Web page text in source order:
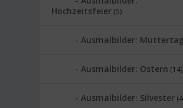
Hochzeitsfeier (5)
Ausmalbilder:
Ausmalbilder: Ostern (14)
Ausmalbilder: Silvester